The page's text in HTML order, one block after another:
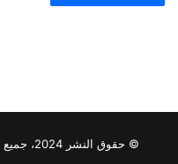
© حقوق النشر 2024، جميع الحقوق محفوظة |عرب ميديا الاخباري